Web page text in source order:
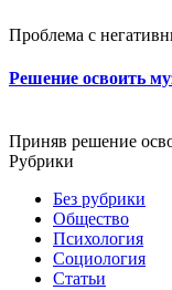
Проблема с
Решение освоить
Приняв решение
Рубрики
Без рубрики
Общество
Психология
Социология
Статьи